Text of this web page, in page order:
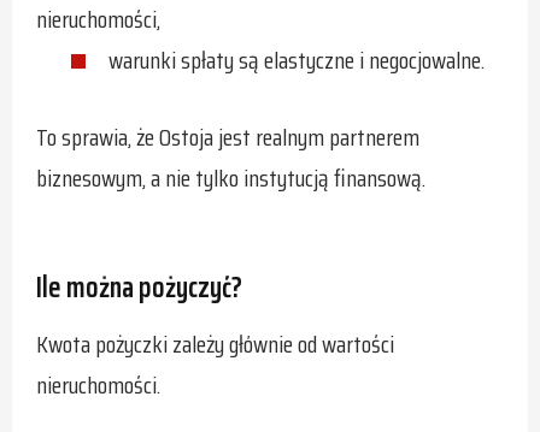
nieruchomości,
warunki spłaty są elastyczne i negocjowalne.
To sprawia, że Ostoja jest realnym partnerem
biznesowym, a nie tylko instytucją finansową.
Ile można pożyczyć?
Kwota pożyczki zależy głównie od wartości
nieruchomości.